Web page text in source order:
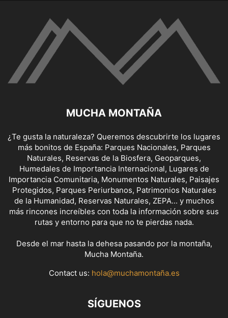
MUCHA MONTAÑA
¿Te gusta la naturaleza? Queremos descubrirte los lugares
más bonitos de España: Parques Nacionales, Parques
Naturales, Reservas de la Biosfera, Geoparques,
Humedales de Importancia Internacional, Lugares de
Importancia Comunitaria, Monumentos Naturales, Paisajes
Protegidos, Parques Periurbanos, Patrimonios Naturales
de la Humanidad, Reservas Naturales, ZEPA... y muchos
más rincones increíbles con toda la información sobre sus
rutas y entorno para que no te pierdas nada.
Desde el mar hasta la dehesa pasando por la montaña,
Mucha Montaña.
Contact us: hola@muchamontaña.es
SÍGUENOS